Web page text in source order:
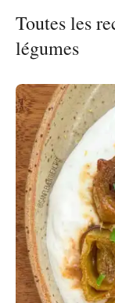
Toutes les
légumes